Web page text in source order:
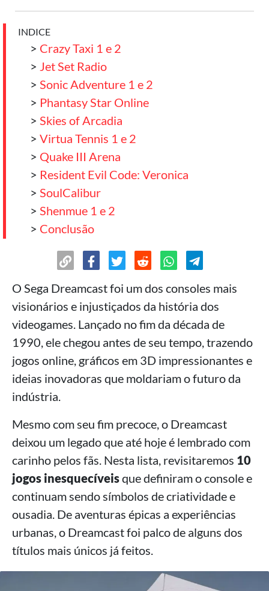
INDICE
> Crazy Taxi 1 e 2
> Jet Set Radio
> Sonic Adventure 1 e 2
> Phantasy Star Online
> Skies of Arcadia
> Virtua Tennis 1 e 2
> Quake III Arena
> Resident Evil Code: Veronica
> SoulCalibur
> Shenmue 1 e 2
> Conclusão
O Sega Dreamcast foi um dos consoles mais
visionários e injustiçados da história dos
videogames. Lançado no fim da década de
1990, ele chegou antes de seu tempo, trazendo
jogos online, gráficos em 3D impressionantes e
ideias inovadoras que moldariam o futuro da
indústria.
Mesmo com seu fim precoce, o Dreamcast
deixou um legado que até hoje é lembrado com
carinho pelos fãs. Nesta lista, revisitaremos 10
jogos inesquecíveisque definiram o console e
continuam sendo símbolos de criatividade e
ousadia. De aventuras épicas a experiências
urbanas, o Dreamcast foi palco de alguns dos
títulos mais únicos já feitos.